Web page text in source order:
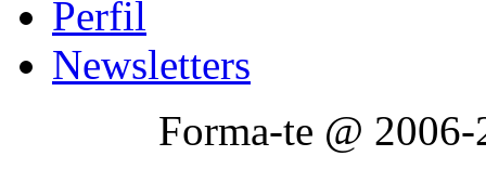
Perfil
Newsletters
Forma-te @